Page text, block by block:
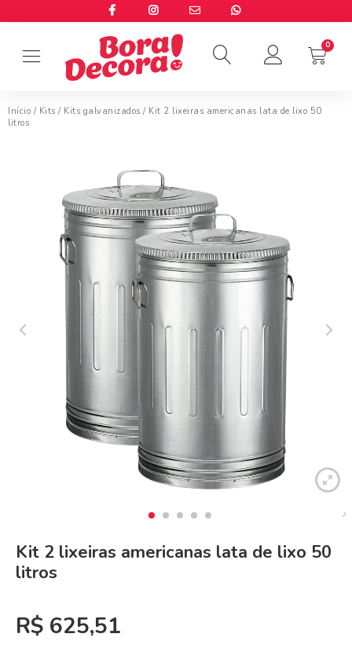
Início / Kits / Kits galvanizados / Kit 2 lixeiras americanas lata de lixo 50
litros
Kit 2 lixeiras americanas lata de lixo 50
litros
R$ 625,51